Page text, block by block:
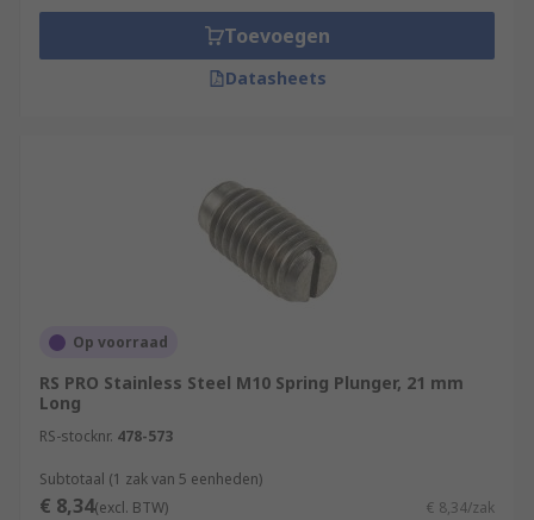
Toevoegen
Datasheets
Op voorraad
RS PRO Stainless Steel M10 Spring Plunger, 21 mm
Long
RS-stocknr. 478-573
Subtotaal (1 zak van 5 eenheden)
€ 8,34(excl. BTW) € 8,34/zak